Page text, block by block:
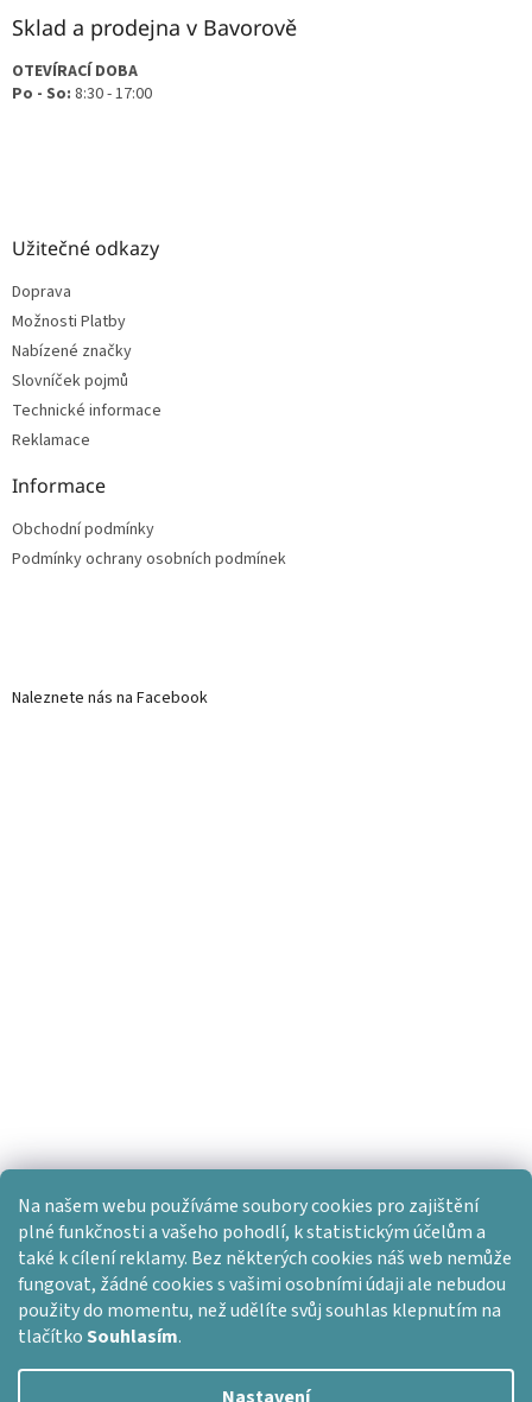
Na našem webu používáme soubory cookies pro zajištění
plné funkčnosti a vašeho pohodlí, k statistickým účelům a
také k cílení reklamy. Bez některých cookies náš web nemůže
fungovat, žádné cookies s vašimi osobními údaji ale nebudou
použity do momentu, než udělíte svůj souhlas klepnutím na
tlačítkoSouhlasím.
Sklad a prodejna v Bavorově
OTEVÍRACÍ DOBA
Po - So: 8:30 - 17:00
Užitečné odkazy
Doprava
Možnosti Platby
Nabízené značky
Slovníček pojmů
Technické informace
Reklamace
Informace
Obchodní podmínky
Podmínky ochrany osobních podmínek
Naleznete nás na Facebook